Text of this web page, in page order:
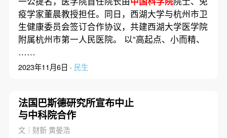
疫学家董晨教授担任。同日，西湖大学与杭州市卫
生健康委员会签订合作协议，共建西湖大学医学院
附属杭州市第一人民医院。 以“高起点、小而精、
……
2023年11月6日 · 民生
法国巴斯德研究所宣布中止
与中科院合作
文｜财新 黄晏浩